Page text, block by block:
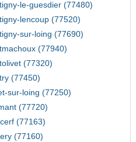
le-guesdier (77480)
lencoup (77520)
sur-loing (77690)
(77940)
(77320)
(77450)
sur-loing (77250)
(77720)
(77163)
(77160)